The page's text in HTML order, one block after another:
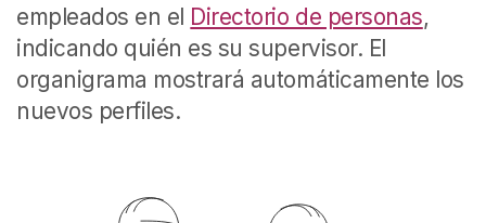
empleados en el Directorio de personas,
indicando quién es su supervisor. El
organigrama mostrará automáticamente los
nuevos perfiles.